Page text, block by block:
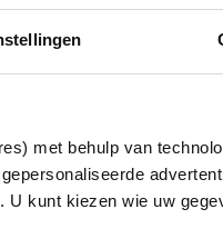
met behulp van
U kunt kiezen wie uw